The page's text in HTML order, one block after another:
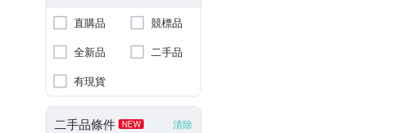
直購品
競標品
全新品
二手品
有現貨
二手品條件 NEW 清除